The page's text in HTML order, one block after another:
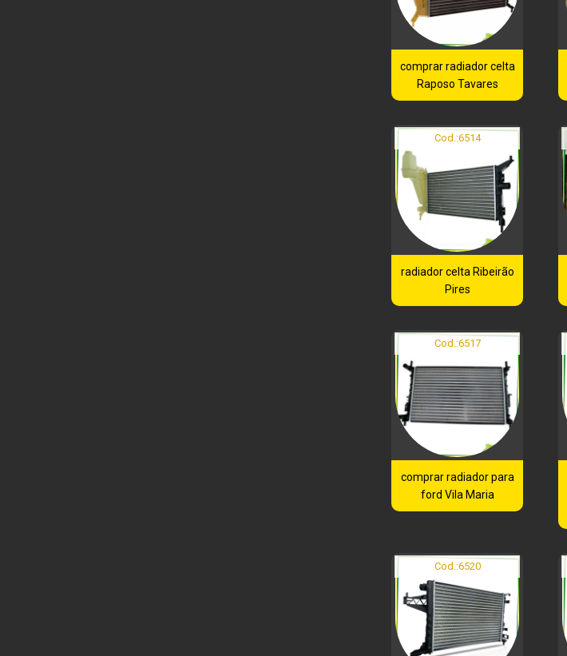
comprar radiador celta
Raposo Tavares
Cod.:6514
radiador celta Ribeirão
Pires
Cod.:6517
comprar radiador para
ford Vila Maria
Cod.:6520